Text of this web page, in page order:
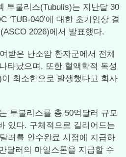
투불리스(Tubulis)는 지난달 30
‘TUB-040’에 대한 초기임상 결
2026)에서 발표했다.
받은 난소암 환자군에서 전체
타났으며, 또한 혈액학적 독성
최소한으로 발생했다고 회사
투불리스를 총 50억달러 규모
있다. 구체적으로 길리어드는
러를 인수완료 시점에 지급하
달러의 마일스톤을 지급할 수